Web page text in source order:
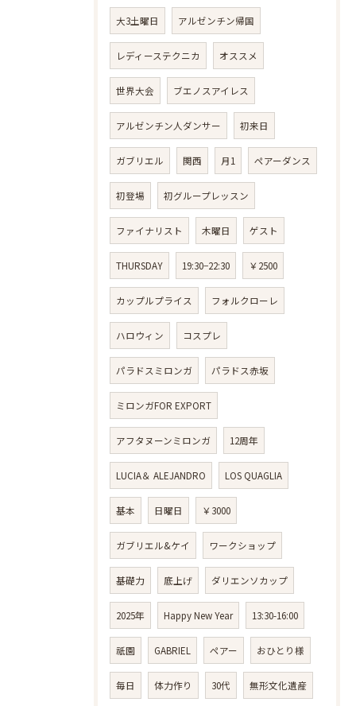
大3土曜日 アルゼンチン帰国
レディーステクニカ オススメ
世界大会 ブエノスアイレス
アルゼンチン人ダンサー 初来日
ガブリエル 関西 月1 ペアーダンス
初登場 初グループレッスン
ファイナリスト 木曜日 ゲスト
THURSDAY 19:30−22:30 ￥2500
カップルプライス フォルクローレ
ハロウィン コスプレ
パラドスミロンガ パラドス赤坂
ミロンガFOR EXPORT
アフタヌーンミロンガ 12周年
LUCIA＆ ALEJANDRO LOS QUAGLIA
基本 日曜日 ￥3000
ガブリエル&ケイ ワークショップ
基礎力 底上げ ダリエンソカップ
2025年 Happy New Year 13:30-16:00
祇園 GABRIEL ペアー おひとり様
毎日 体力作り 30代 無形文化遺産